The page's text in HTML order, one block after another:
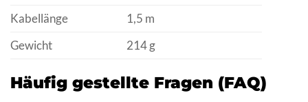
Kabellänge
1,5 m
Gewicht
214 g
Häufig gestellte Fragen (FAQ)